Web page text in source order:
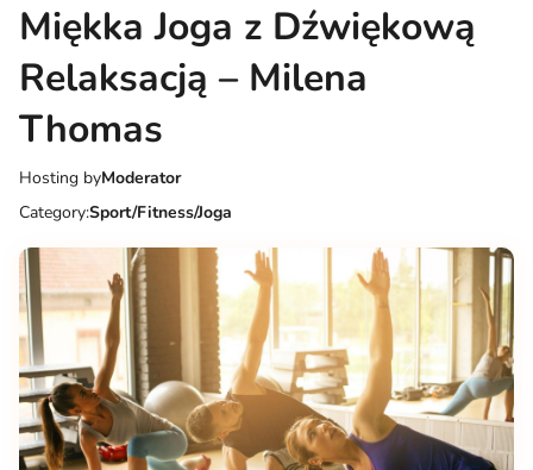
Get the App:
Miękka Joga z Dźwiękową
Relaksacją – Milena
Thomas
Hosting byModerator
Category:Sport/Fitness/Joga